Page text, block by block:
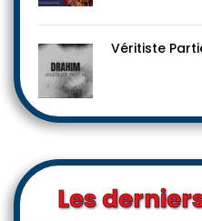
Véritiste
Les